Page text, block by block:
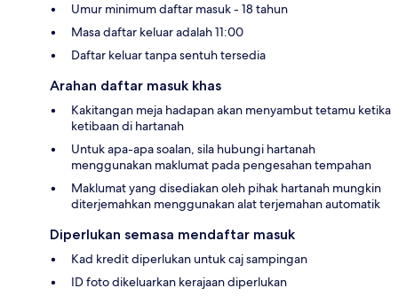
Umur minimum daftar masuk - 18 tahun
Masa daftar keluar adalah 11:00
Daftar keluar tanpa sentuh tersedia
Arahan daftar masuk khas
Kakitangan meja hadapan akan menyambut tetamu ketika
ketibaan di hartanah
Untuk apa-apa soalan, sila hubungi hartanah
menggunakan maklumat pada pengesahan tempahan
Maklumat yang disediakan oleh pihak hartanah mungkin
diterjemahkan menggunakan alat terjemahan automatik
Diperlukan semasa mendaftar masuk
Kad kredit diperlukan untuk caj sampingan
ID foto dikeluarkan kerajaan diperlukan